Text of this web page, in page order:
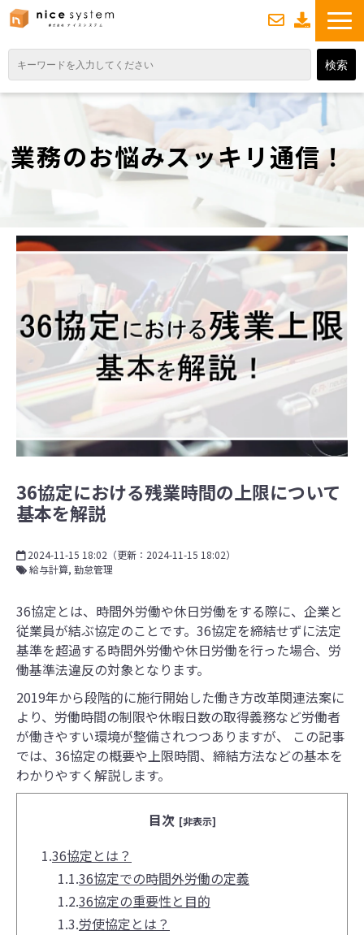
TOP
サービス紹介
業務DXソリューション
業務から探す
業務のお悩みスッキリ通信
よくあるご質問
業務のお悩みスッキリ通信！
36協定における残業時間の上限について
基本を解説
2024-11-15 18:02 （更新： 2024-11-15 18:02）
給与計算 勤怠管理
36協定とは、時間外労働や休日労働をする際に、企業と
従業員が結ぶ協定のことです。36協定を締結せずに法定
基準を超過する時間外労働や休日労働を行った場合、労
働基準法違反の対象となります。
2019年から段階的に施行開始した働き方改革関連法案に
より、労働時間の制限や休暇日数の取得義務など労働者
が働きやすい環境が整備されつつありますが、 この記事
では、36協定の概要や上限時間、締結方法などの基本を
わかりやすく解説します。
目次 [非表示]
1.36協定とは？
1.1.36協定での時間外労働の定義
1.2.36協定の重要性と目的
1.3.労使協定とは？